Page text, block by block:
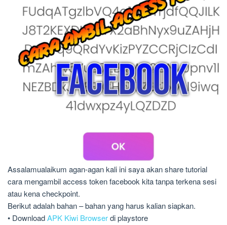
Assalamualaikum agan-agan kali ini saya akan share tutorial
cara mengambil access token facebook kita tanpa terkena sesi
atau kena checkpoint.
Berikut adalah bahan – bahan yang harus kalian siapkan.
• DownloadAPK Kiwi Browserdi playstore